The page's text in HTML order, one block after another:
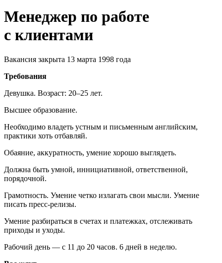
Менеджер по работе
с клиентами
Вакансия закрыта 13 марта 1998 года
Требования
Девушка. Возраст: 20–25 лет.
Высшее образование.
Необходимо владеть устным и письменным английским,
практики хоть отбавляй.
Обаяние, аккуратность, умение хорошо выглядеть.
Должна быть умной, иннициативной, ответственной,
порядочной.
Грамотность. Умение четко излагать свои мысли. Умение
писать пресс-релизы.
Умение разбираться в счетах и платежках, отслеживать
приходы и уходы.
Рабочий день — с 11 до 20 часов. 6 дней в неделю.